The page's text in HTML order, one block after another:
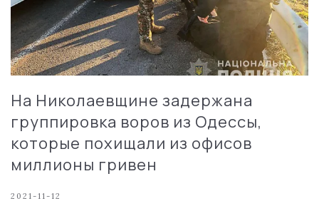
На Николаевщине задержана
группировка воров из Одессы,
которые похищали из офисов
миллионы гривен
2021-11-12